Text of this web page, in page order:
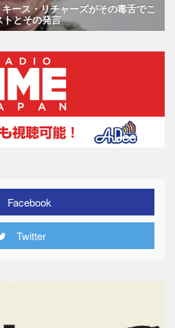
ース・リチャーズがその毒舌でこ
とその発言
Facebook
Twitter